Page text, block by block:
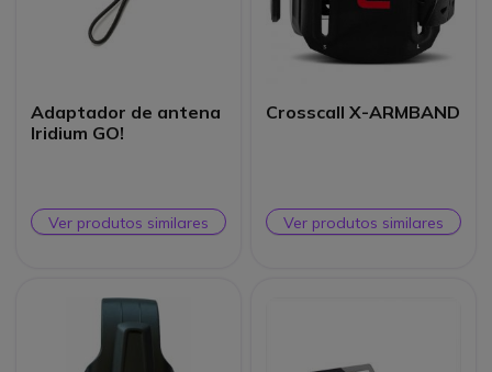
Adaptador de antena
Iridium GO!
Ver produtos similares
Crosscall X-ARMBAND
Ver produtos similares